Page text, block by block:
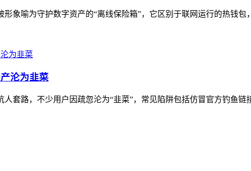
象喻为守护数字资产的“离线保险箱”，它区别于联网运行的热钱
沦为韭菜
套路，不少用户因疏忽沦为“韭菜”，常见陷阱包括仿冒官方钓鱼